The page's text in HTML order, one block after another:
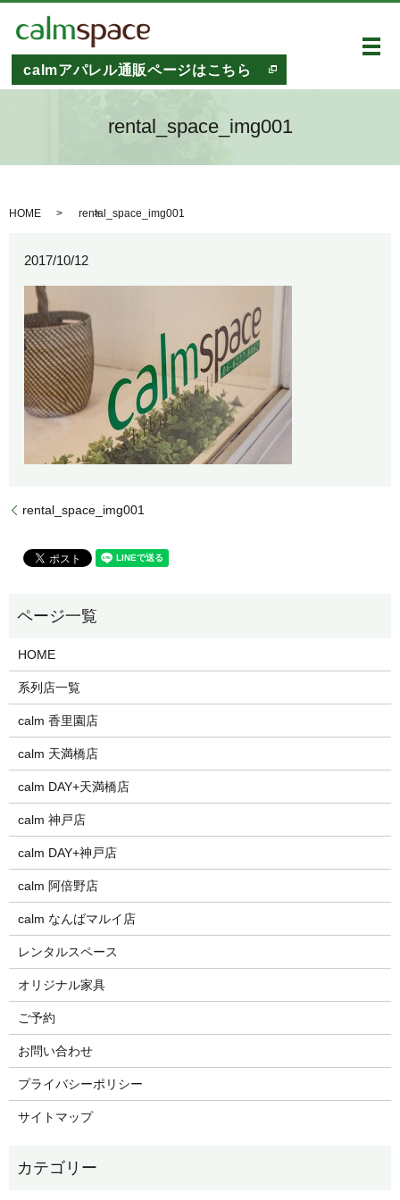
calmアパレル通販ページはこちら
メ
rental_space_img001
HOME rental_space_img001
2017/10/12
rental_space_img001
HOME
系列店一覧
calm 香里園店
calm 天満橋店
calm DAY+天満橋店
calm 神戸店
calm DAY+神戸店
calm 阿倍野店
calm なんばマルイ店
レンタルスペース
オリジナル家具
ご予約
お問い合わせ
プライバシーポリシー
サイトマップ